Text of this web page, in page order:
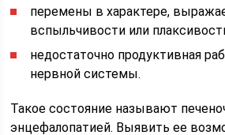
перемены в характере,
вспыльчивости или
недостаточно продуктивная
нервной системы.
Такое состояние называют
энцефалопатией. Выявить ее